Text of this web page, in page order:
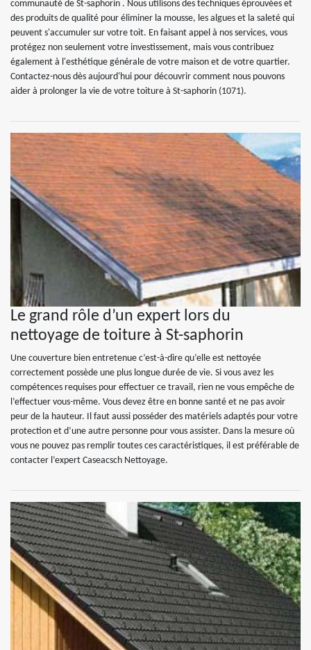
communauté de St-saphorin . Nous utilisons des techniques éprouvées et
des produits de qualité pour éliminer la mousse, les algues et la saleté qui
peuvent s'accumuler sur votre toit. En faisant appel à nos services, vous
protégez non seulement votre investissement, mais vous contribuez
également à l'esthétique générale de votre maison et de votre quartier.
Contactez-nous dès aujourd'hui pour découvrir comment nous pouvons
aider à prolonger la vie de votre toiture à St-saphorin (1071).
Le grand rôle d’un expert lors du
nettoyage de toiture à St-saphorin
Une couverture bien entretenue c’est-à-dire qu’elle est nettoyée
correctement possède une plus longue durée de vie. Si vous avez les
compétences requises pour effectuer ce travail, rien ne vous empêche de
l’effectuer vous-même. Vous devez être en bonne santé et ne pas avoir
peur de la hauteur. Il faut aussi posséder des matériels adaptés pour votre
protection et d’une autre personne pour vous assister. Dans la mesure où
vous ne pouvez pas remplir toutes ces caractéristiques, il est préférable de
contacter l’expert Caseacsch Nettoyage.